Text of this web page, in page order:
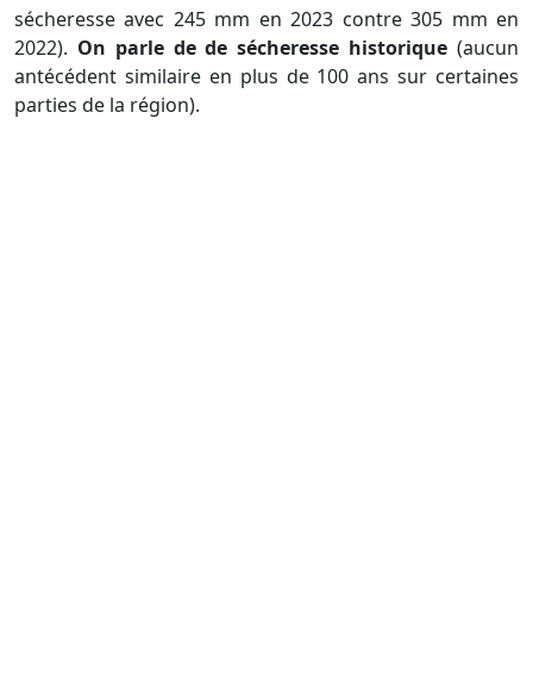
sécheresse avec 245 mm en 2023 contre 305 mm en
2022). On parle de de sécheresse historique (aucun
antécédent similaire en plus de 100 ans sur certaines
parties de la région).